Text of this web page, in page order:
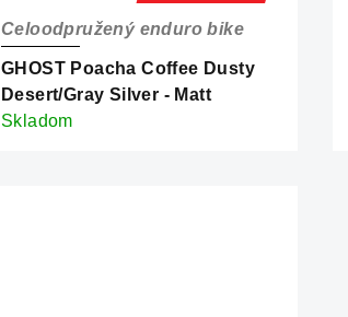
GHOST Poacha Coffee Dusty
Desert/Gray Silver - Matt
Celoodpružený enduro bike
Skladom